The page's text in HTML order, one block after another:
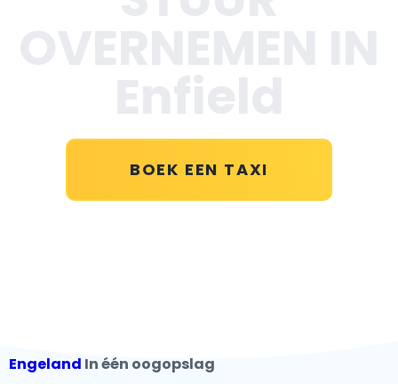
BOEK EEN TAXI
Engeland In één oogopslag